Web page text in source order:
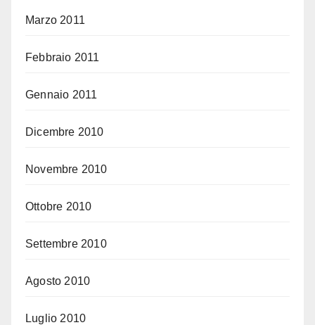
Marzo 2011
Febbraio 2011
Gennaio 2011
Dicembre 2010
Novembre 2010
Ottobre 2010
Settembre 2010
Agosto 2010
Luglio 2010